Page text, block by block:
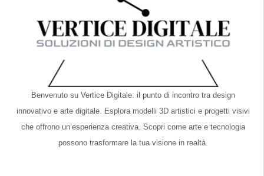
Benvenuto su Vertice Digitale: il punto di incontro tra design
innovativo e arte digitale. Esplora modelli 3D artistici e progetti visivi
che offrono un’esperienza creativa. Scopri come arte e tecnologia
possono trasformare la tua visione in realtà.